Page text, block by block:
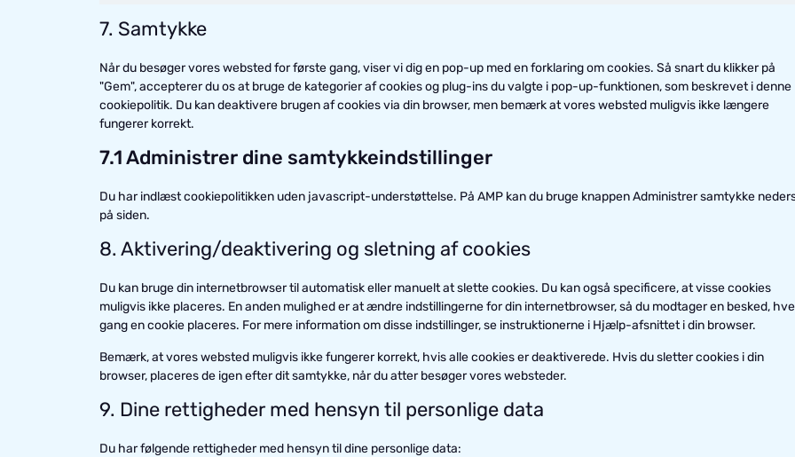
7. Samtykke
Når du besøger vores websted for første gang, viser vi dig en pop-up med en forklaring om cookies. Så snart du klikker på
"Gem", accepterer du os at bruge de kategorier af cookies og plug-ins du valgte i pop-up-funktionen, som beskrevet i denne
cookiepolitik. Du kan deaktivere brugen af ​​cookies via din browser, men bemærk at vores websted muligvis ikke længere
fungerer korrekt.
7.1 Administrer dine samtykkeindstillinger
Du har indlæst cookiepolitikken uden javascript-understøttelse. På AMP kan du bruge knappen Administrer samtykke
på siden.
8. Aktivering/deaktivering og sletning af cookies
Du kan bruge din internetbrowser til automatisk eller manuelt at slette cookies. Du kan også specificere, at visse cookies
muligvis ikke placeres. En anden mulighed er at ændre indstillingerne for din internetbrowser, så du modtager en besked,
gang en cookie placeres. For mere information om disse indstillinger, se instruktionerne i Hjælp-afsnittet i din browser.
Bemærk, at vores websted muligvis ikke fungerer korrekt, hvis alle cookies er deaktiverede. Hvis du sletter cookies i din
browser, placeres de igen efter dit samtykke, når du atter besøger vores websteder.
9. Dine rettigheder med hensyn til personlige data
Du har følgende rettigheder med hensyn til dine personlige data: